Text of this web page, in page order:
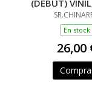
(DEBUT)
En stock
26,00